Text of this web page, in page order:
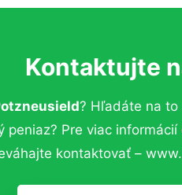
Kontaktujte
? Hľadáte na to
peniaz? Pre viac
kontaktovať –